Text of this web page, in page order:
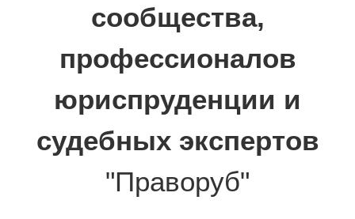
сообщества,
профессионалов
юриспруденции и
судебных экспертов
"Праворуб"